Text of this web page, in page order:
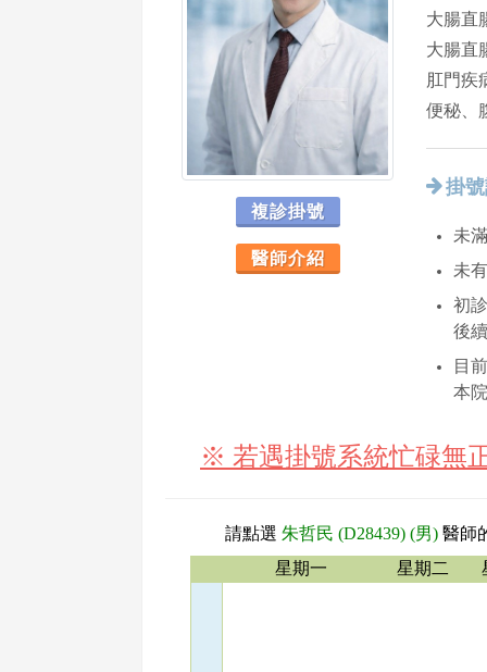
複診掛號
醫師介紹
大腸直
大腸直
肛門疾
便秘、
掛
未
未
初
後
目
本
※ 若遇掛號系統忙碌無
請點選 朱哲民 (D28439) (男) 醫師